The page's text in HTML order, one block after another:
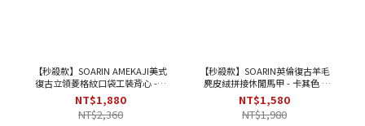
【秒殺款】SOARIN AMEKAJI美式
復古立領菱格紋口袋工裝背心 -墨
綠色 [253TB104]
NT$1,880
NT$2,360
【秒殺款】SOARIN英倫復古羊毛
麂皮絨拼接休閒馬甲 - 卡其色 [
203B313 ]
NT$1,580
NT$1,980